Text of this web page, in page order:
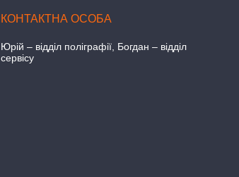
Юрій – відділ поліграфії, Богдан – відділ
сервісу